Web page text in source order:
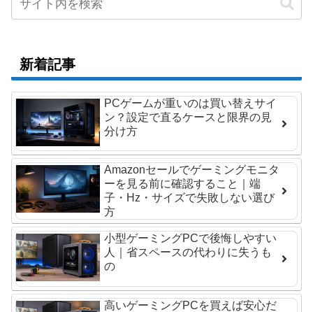
新着記事
PCゲームが重いのは買い替えサイ
ン？設定で直るケースと限界の見
分け方
Amazonセールでゲーミングモニタ
ーを見る前に確認すること｜端
子・Hz・サイズで失敗しない選び
方
小型ゲーミングPCで後悔しやすい
人｜省スペースの代わりに失うも
の
高いゲーミングPCを買えば安心だ